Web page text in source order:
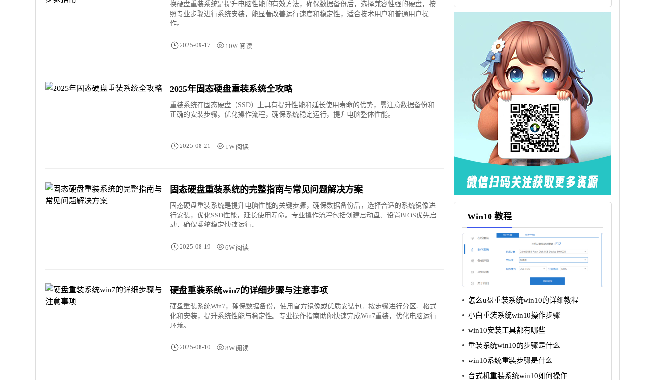
换硬盘重装系统是提升电脑性能的有效方法，确保数据备份后，选择兼容性强的硬盘，按
照专业步骤进行系统安装，能显著改善运行速度和稳定性，适合技术用户和普通用户操
作。
2025-09-17 10W 阅读
2025年固态硬盘重装系统全攻略
重装系统在固态硬盘（SSD）上具有提升性能和延长使用寿命的优势，需注意数据备份和
正确的安装步骤。优化操作流程，确保系统稳定运行，提升电脑整体性能。
2025-08-21 1W 阅读
固态硬盘重装系统的完整指南与常见问题解决方案
固态硬盘重装系统是提升电脑性能的关键步骤，确保数据备份后，选择合适的系统镜像进
行安装，优化SSD性能，延长使用寿命。专业操作流程包括创建启动盘、设置BIOS优先启
动，确保系统稳定快速运行。
2025-08-19 6W 阅读
硬盘重装系统win7的详细步骤与注意事项
硬盘重装系统Win7，确保数据备份，使用官方镜像或优质安装包，按步骤进行分区、格式
化和安装，提升系统性能与稳定性。专业操作指南助你快速完成Win7重装，优化电脑运行
环境。
2025-08-10 8W 阅读
Win10 教程
怎么u盘重装系统win10的详细教程
小白重装系统win10操作步骤
win10安装工具都有哪些
重装系统win10的步骤是什么
win10系统重装步骤是什么
台式机重装系统win10如何操作